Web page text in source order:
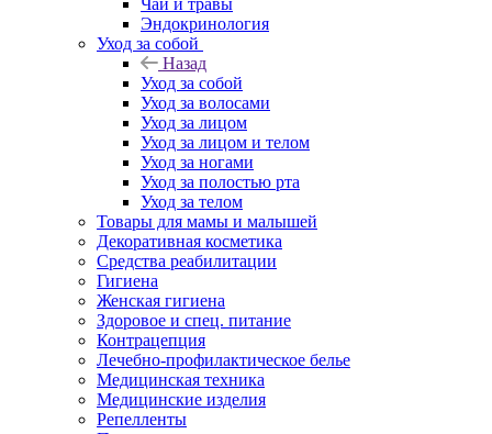
Чаи и травы
Эндокринология
Уход за собой
Назад
Уход за собой
Уход за волосами
Уход за лицом
Уход за лицом и телом
Уход за ногами
Уход за полостью рта
Уход за телом
Товары для мамы и малышей
Декоративная косметика
Средства реабилитации
Гигиена
Женская гигиена
Здоровое и спец. питание
Контрацепция
Лечебно-профилактическое белье
Медицинская техника
Медицинские изделия
Репелленты